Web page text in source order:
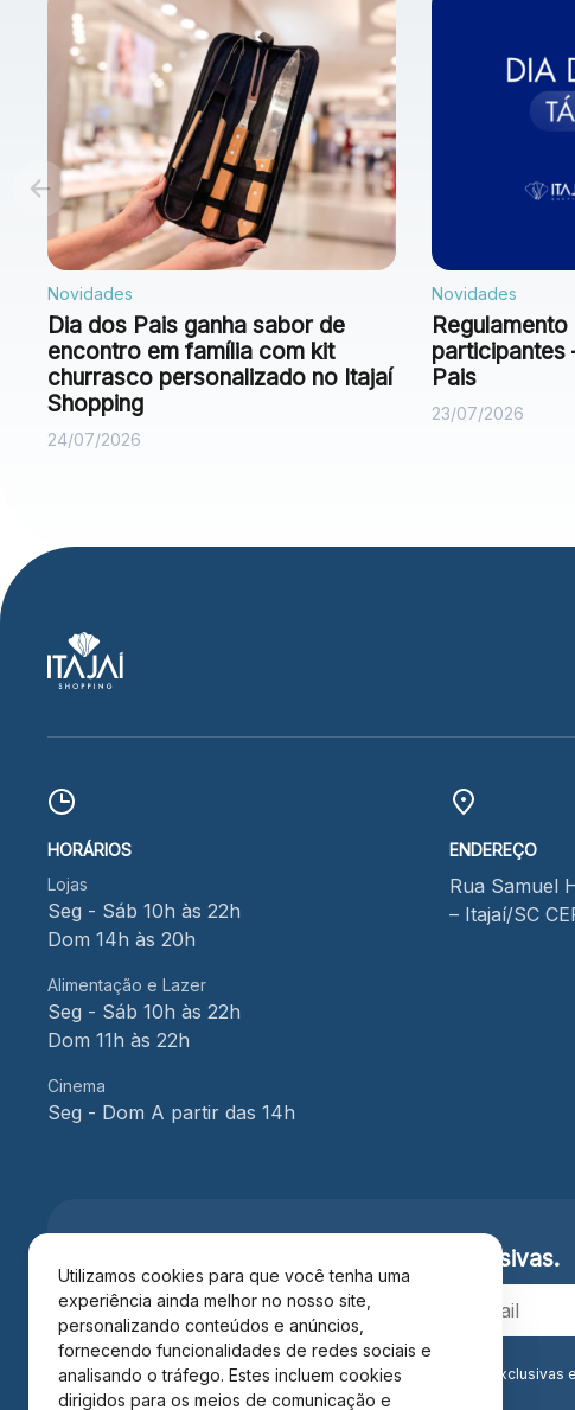
Utilizamos cookies para que você tenha uma
experiência ainda melhor no nosso site,
personalizando conteúdos e anúncios,
fornecendo funcionalidades de redes sociais e
analisando o tráfego. Estes incluem cookies
dirigidos para os meios de comunicação e
Novidades
Dia dos Pais ganha sabor de
encontro em família com kit
churrasco personalizado no Itajaí
Shopping
24/07/2026
Novidades
Regulamento
participantes
Pais
23/07/2026
HORÁRIOS
Lojas
Seg - Sáb 10h às 22h
Dom 14h às 20h
Alimentação e Lazer
Seg - Sáb 10h às 22h
Dom 11h às 22h
Cinema
Seg - Dom A partir das 14h
ENDEREÇO
Rua Samuel
– Itajaí/SC
vantagens exclusivas.
Ao se cadastrar você confirma em receber informações exclusivas
Privacidade.*